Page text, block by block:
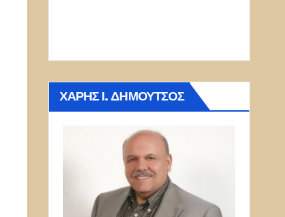
ΧΆΡΗΣ Ι. ΔΗΜΟΎΤΣΟΣ